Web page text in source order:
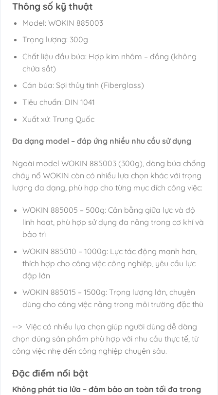
Thông số kỹ thuật
Model: WOKIN 885003
Trọng lượng: 300g
Chất liệu đầu búa: Hợp kim nhôm – đồng (không
chứa sắt)
Cán búa: Sợi thủy tinh (Fiberglass)
Tiêu chuẩn: DIN 1041
Xuất xứ: Trung Quốc
Đa dạng model – đáp ứng nhiều nhu cầu sử dụng
Ngoài model WOKIN 885003 (300g), dòng búa chống
cháy nổ WOKIN còn có nhiều lựa chọn khác với trọng
lượng đa dạng, phù hợp cho từng mục đích công việc:
WOKIN 885005 – 500g: Cân bằng giữa lực và độ
linh hoạt, phù hợp sử dụng đa năng trong cơ khí và
bảo trì
WOKIN 885010 – 1000g: Lực tác động mạnh hơn,
thích hợp cho công việc công nghiệp, yêu cầu lực
đập lớn
WOKIN 885015 – 1500g: Trọng lượng lớn, chuyên
dùng cho công việc nặng trong môi trường đặc thù
--> Việc có nhiều lựa chọn giúp người dùng dễ dàng
chọn đúng sản phẩm phù hợp với nhu cầu thực tế, từ
công việc nhẹ đến công nghiệp chuyên sâu.
Đặc điểm nổi bật
Không phát tia lửa – đảm bảo an toàn tối đa trong